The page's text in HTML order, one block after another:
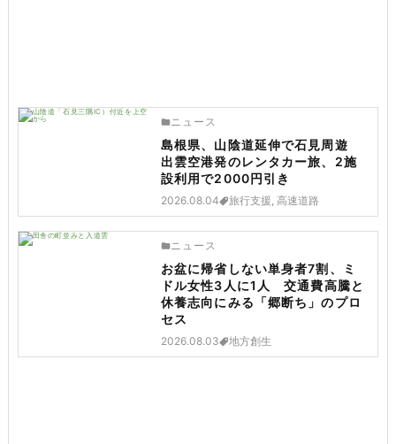
ニュース
島根県、山陰道延伸で石見周遊
出雲空港発のレンタカー旅、2施
設利用で2000円引き
2026.08.04 旅行支援, 高速道路
ニュース
お盆に帰省しない単身者7割、ミ
ドル女性3人に1人 交通費高騰と
休養志向にみる「郷断ち」のプロ
セス
2026.08.03 地方創生